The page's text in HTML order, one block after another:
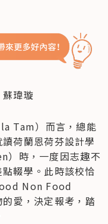
瑋璇
Tam）而言，總能
荷蘭恩荷芬設計學
時，一度因志趣不
輟學。此時該校恰
Non Food
愛，決定報考，踏